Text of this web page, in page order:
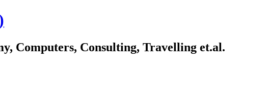
Computers, Consulting, Travelling et.al.